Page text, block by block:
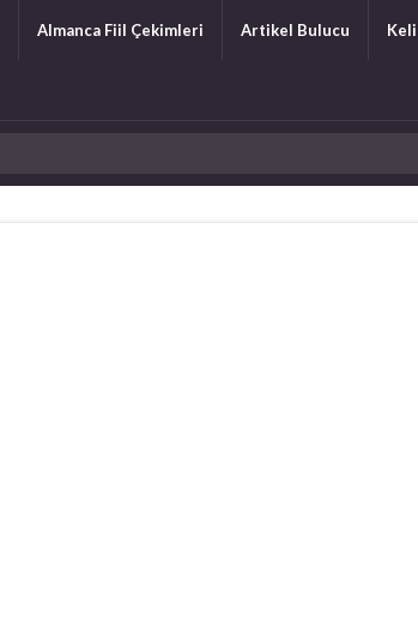
Almanca Fiil Çekimleri Artikel Bulucu